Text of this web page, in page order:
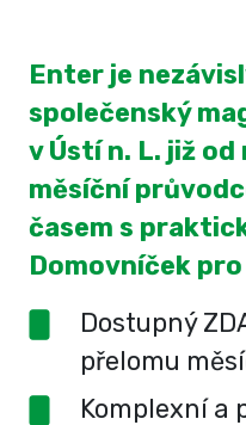
Enter je
společenský
v Ústí n. L. již
měsíční
časem s
Domovníček
Dostupný
přelomu
Komplexní a